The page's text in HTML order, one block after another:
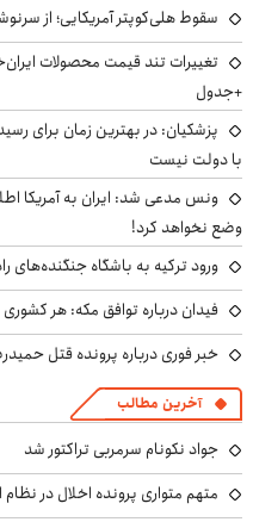
سقوط هلی‌کوپتر آمریکایی؛ از
+جدول
پزشکیان‌: در بهترین زمان برای
با دولت نیست
ونس مدعی شد: ایران به آمریکا
وضع نخواهد کرد!
ورود ترکیه به باشگاه جنگنده‌های
فیدان درباره توافق مکه: هر
خبر فوری درباره پرونده قتل
آخرین مطالب
جواد نکونام سرمربی تراکتور شد
متهم متواری پرونده اخلال در